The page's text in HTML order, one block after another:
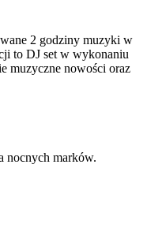
2 godziny muzyki w
to DJ set w wykonaniu
muzyczne nowości oraz
nocnych marków.